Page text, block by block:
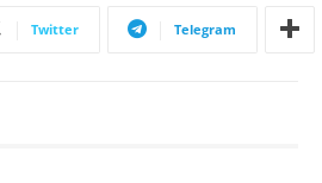
Twitter Telegram